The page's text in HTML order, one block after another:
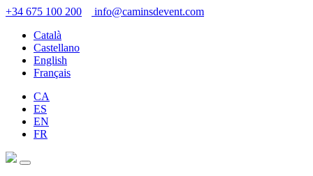
+34 675 100 200
info@caminsdevent.com
Català
Castellano
English
Français
CA
ES
EN
FR